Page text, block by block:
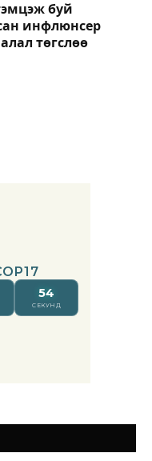
буй
инфлюнсер
төгслөө